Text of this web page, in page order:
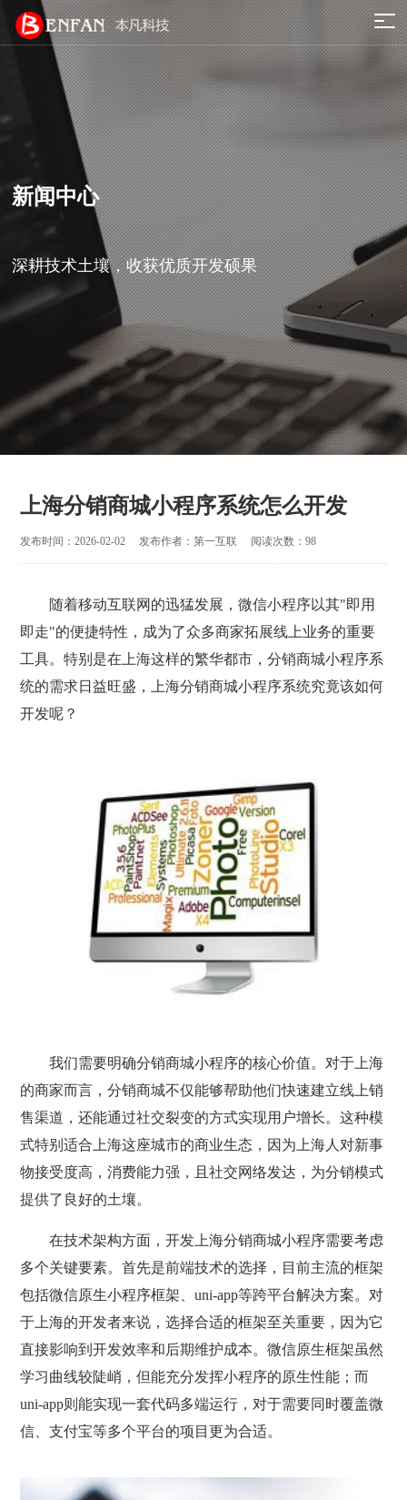
新闻中心
深耕技术土壤，收获优质开发硕果
上海分销商城小程序系统怎么开发
发布时间：2026-02-02 发布作者：第一互联 阅读次数：98
随着移动互联网的迅猛发展，微信小程序以其"即用
即走"的便捷特性，成为了众多商家拓展线上业务的重要
工具。特别是在上海这样的繁华都市，分销商城小程序系
统的需求日益旺盛，上海分销商城小程序系统究竟该如何
开发呢？
我们需要明确分销商城小程序的核心价值。对于上海
的商家而言，分销商城不仅能够帮助他们快速建立线上销
售渠道，还能通过社交裂变的方式实现用户增长。这种模
式特别适合上海这座城市的商业生态，因为上海人对新事
物接受度高，消费能力强，且社交网络发达，为分销模式
提供了良好的土壤。
在技术架构方面，开发上海分销商城小程序需要考虑
多个关键要素。首先是前端技术的选择，目前主流的框架
包括微信原生小程序框架、uni-app等跨平台解决方案。对
于上海的开发者来说，选择合适的框架至关重要，因为它
直接影响到开发效率和后期维护成本。微信原生框架虽然
学习曲线较陡峭，但能充分发挥小程序的原生性能；而
uni-app则能实现一套代码多端运行，对于需要同时覆盖微
信、支付宝等多个平台的项目更为合适。